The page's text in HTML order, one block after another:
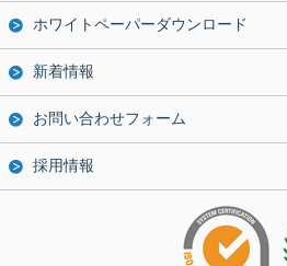
ホワイトペーパーダウンロード
新着情報
お問い合わせフォーム
採用情報